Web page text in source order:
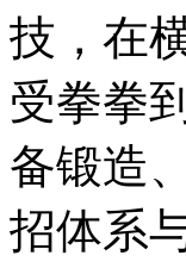
技，在
受拳拳
备锻造
招体系